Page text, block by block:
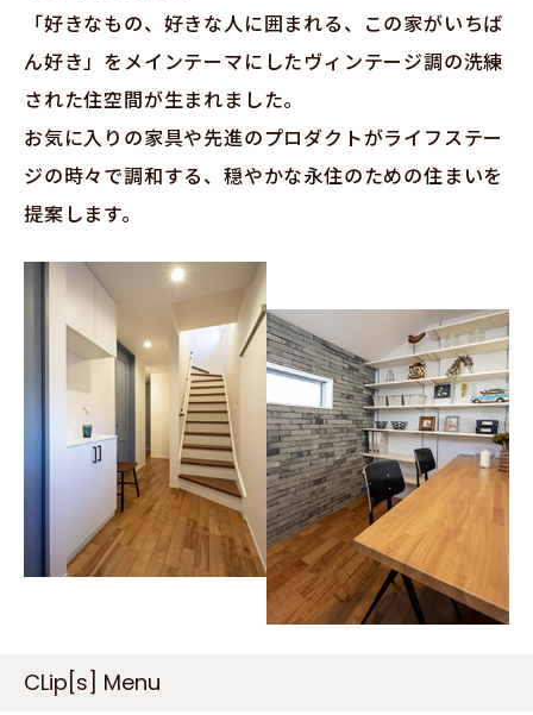
「好きなもの、好きな人に囲まれる、この家がいちば
ん好き」をメインテーマにしたヴィンテージ調の洗練
された住空間が生まれました。
お気に入りの家具や先進のプロダクトがライフステー
ジの時々で調和する、穏やかな永住のための住まいを
提案します。
CLip[s] Menu